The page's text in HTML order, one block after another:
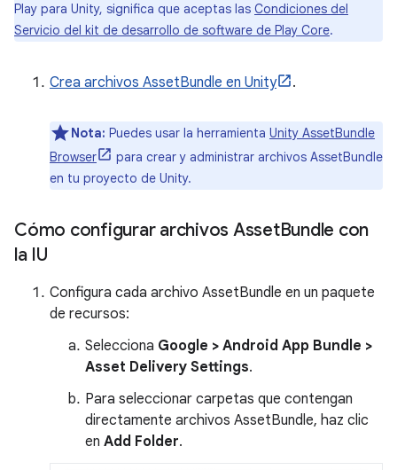
Play para Unity, significa que aceptas las Condiciones del
Servicio del kit de desarrollo de software de Play Core.
Crea archivos AssetBundle en Unity .
Nota: Puedes usar la herramienta Unity AssetBundle
Browser
para crear y administrar archivos AssetBundle
en tu proyecto de Unity.
Cómo configurar archivos AssetBundle con
la IU
Configura cada archivo AssetBundle en un paquete
de recursos:
Selecciona Google > Android App Bundle >
Asset Delivery Settings.
Para seleccionar carpetas que contengan
directamente archivos AssetBundle, haz clic
en Add Folder.